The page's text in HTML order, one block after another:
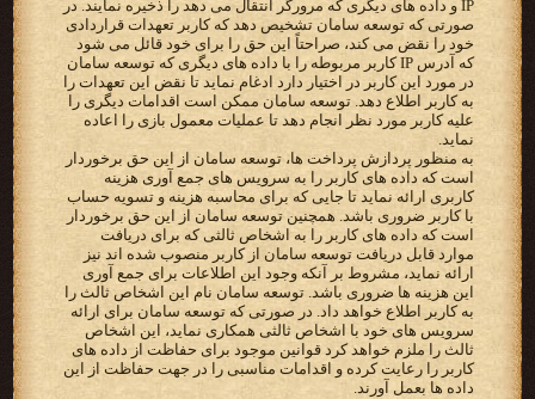
IP و داده های دیگری که مرورگر انتقال می دهد را ذخیره نمایند. در
صورتی که توسعه سامان تشخیص دهد که کاربر تعهدات قراردادی
خود را نقض می کند، صراحتاً این حق را برای خود قائل می شود
که آدرس IP کاربر مربوطه را با داده های دیگری که توسعه سامان
در مورد این کاربر در اختیار دارد ادغام نماید تا نقض این تعهدات را
به کاربر اطلاع دهد. توسعه سامان ممکن است اقدامات دیگری را
علیه کاربر مورد نظر انجام دهد تا عملیات معمول بازی را اعاده
نماید.
به منظور پردازش پرداخت ها، توسعه سامان از این حق برخوردار
است که داده های کاربر را به سرویس های جمع آوری هزینه
کاربری ارائه نماید تا جایی که برای محاسبه هزینه و تسویه حساب
با کاربر ضروری باشد. همچنین توسعه سامان از این حق برخوردار
است که داده های کاربر را به اشخاص ثالثی که برای دریافت
موارد قابل دریافت توسعه سامان از کاربر منصوب شده اند نیز
ارائه نماید، مشروط بر آنکه وجود این اطلاعات برای جمع آوری
این هزینه ها ضروری باشد. توسعه سامان نام این اشخاص ثالث را
به کاربر اطلاع خواهد داد. در صورتی که توسعه سامان برای ارائه
سرویس های خود با اشخاص ثالثی همکاری نماید، این اشخاص
ثالث را ملزم خواهد کرد قوانین موجود برای حفاظت از داده های
کاربر را رعایت کرده و اقدامات مناسبی را در جهت حفاظت از این
داده ها بعمل آورند.